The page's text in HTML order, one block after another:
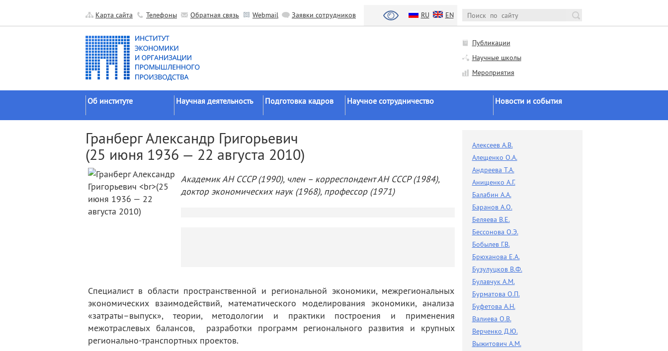
Карта сайта Телефоны Обратная связь Webmail Заявки сотрудников RU EN
Публикации
Научные школы
Мероприятия
Об институте
Официальные документы
История
Руководство
Научные подразделения
Прочие подразделения
Издательская
Научная деятельность
исследований
Основные результаты
Гранты
Научные школы
Подготовка кадров
Докторантура
Соискательство
советы
Целевое обучение
Научное сотрудничество
Бизнес
Зарубежные организации
Новости и события
Конференции и семинары
Заседания ученого совета
Заседания диссоветов
Экспертное мнение
Поиск по новостям
Гранберг Александр Григорьевич
(25 июня 1936 — 22 августа 2010)
Академик АН СССР (1990), член – корреспондент АН СССР (1984),
доктор экономических наук (1968), профессор (1971)
Специалист в области пространственной и региональной экономики, межрегиональных
экономических взаимодействий, математического моделирования экономики, анализа
«затраты–выпуск», теории, методологии и практики построения и применения
межотраслевых балансов, разработки программ регионального развития и крупных
регионально-транспортных проектов.
Алексеев А.В.
Алещенко О.А.
Андреева Т.А.
Анищенко А.Г.
Балабин А.А.
Баранов А.О.
Беляева В.Е.
Бессонова О.Э.
Бобылев Г.В.
Брюханова Е.А.
Бузулуцков В.Ф.
Булавчук А.М.
Бурматова О.П.
Буфетова А.Н.
Валиева О.В.
Верченко Д.Ю.
Выжитович А.М.